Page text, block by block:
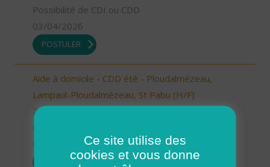
Possibilité de CDI ou CDD
03/04/2026
POSTULER
Aide à domicile - CDD été - Ploudalmézeau,
Lampaul-Ploudalmézeau, St Pabu (H/F)
29 - Finistère
POSTULER
Ce site utilise des
cookies et vous donne